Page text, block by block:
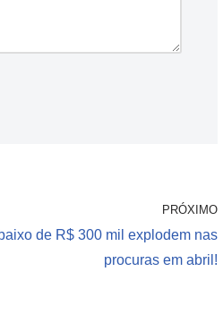
PRÓXIMO
de R$ 300 mil explodem nas
procuras em abril!